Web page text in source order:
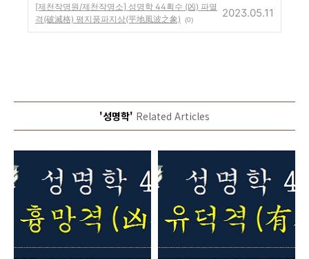
[제천작명원/제천작명소] 성명학 44획수 (凶) 파멸
격(破滅格) 평지풍파지상(平地風波之象)
(0)
2023.05.11
'성명학' Related Articles